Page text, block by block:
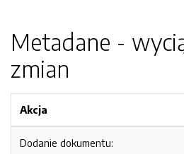
Metadane -
zmian
Akcja
Dodanie dokumentu: